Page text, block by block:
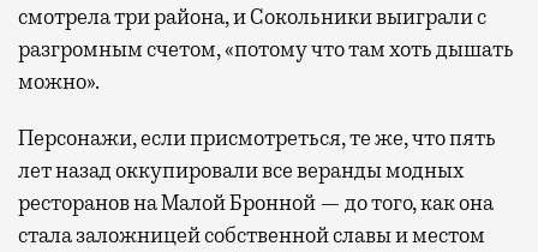
смотрела три района, и Сокольники выиграли с
разгромным счетом, «потому что там хоть дышать
можно».
Персонажи, если присмотреться, те же, что пять
лет назад оккупировали все веранды модных
ресторанов на Малой Бронной — до того, как она
стала заложницей собственной славы и местом